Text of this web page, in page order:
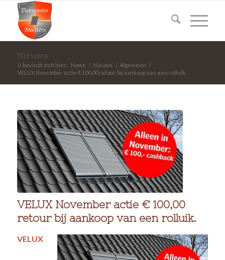
Nieuws
U bevindt zich hier: Home / Nieuws / Algemeen /
VELUX November actie € 100,00 retour bij aankoop van een rolluik.
VELUX November actie € 100,00
retour bij aankoop van een rolluik.
VELUX